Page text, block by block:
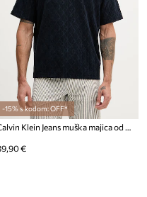
-15% s kodom: OFF*
€